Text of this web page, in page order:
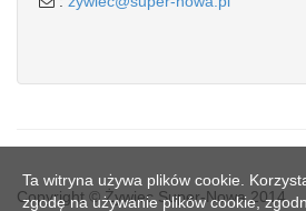
Copyright © Żywiec Super-Nowa 2014
Ta witryna używa plików cookie.
zgodę na używanie plików cookie,